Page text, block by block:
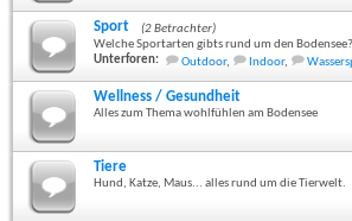
Sport
(2 Betrachter)
Welche Sportarten gibts rund um den Bodensee?
Unterforen:
Outdoor, Indoor,
Wellness / Gesundheit
Alles zum Thema wohlfühlen am Bodensee
Tiere
Hund, Katze, Maus... alles rund um die Tierwelt.